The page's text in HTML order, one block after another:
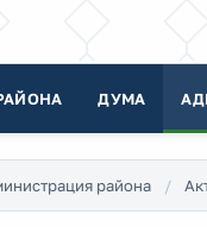
ДУМА
района